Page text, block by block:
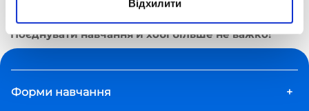
Відхилити
Блог Optima School про освіту, навчання та розвиток
дітей
Поєднувати навчання й хобі більше не важко!
Форми навчання +